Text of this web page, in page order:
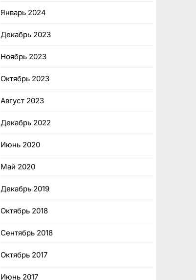
Январь 2024
Декабрь 2023
Ноябрь 2023
Октябрь 2023
Август 2023
Декабрь 2022
Июнь 2020
Май 2020
Декабрь 2019
Октябрь 2018
Сентябрь 2018
Октябрь 2017
Июнь 2017